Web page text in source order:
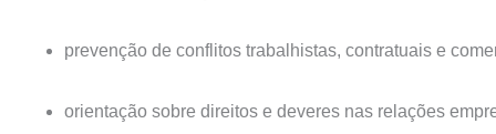
prevenção de conflitos trabalhistas, contratuais e
orientação sobre direitos e deveres nas relações